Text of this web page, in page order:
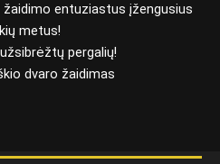
entuziastus įžengusius
metus!
pergalių!
dvaro žaidimas